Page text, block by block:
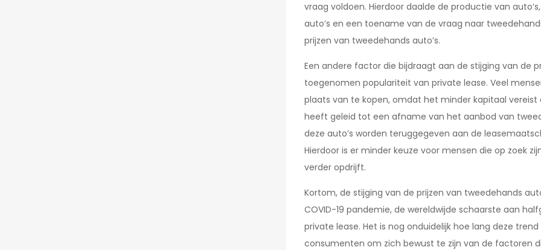
vraag voldoen. Hierdoor daalde de productie van
auto’s en een toename van de vraag naar
prijzen van tweedehands auto’s.
Een andere factor die bijdraagt aan de stijging van de
toegenomen populariteit van private lease. Veel
plaats van te kopen, omdat het minder kapitaal
heeft geleid tot een afname van het aanbod van
deze auto’s worden teruggegeven aan de
Hierdoor is er minder keuze voor mensen die op zoek
verder opdrijft.
Kortom, de stijging van de prijzen van tweedehands
COVID-19 pandemie, de wereldwijde schaarste aan
private lease. Het is nog onduidelijk hoe lang deze
consumenten om zich bewust te zijn van de factoren